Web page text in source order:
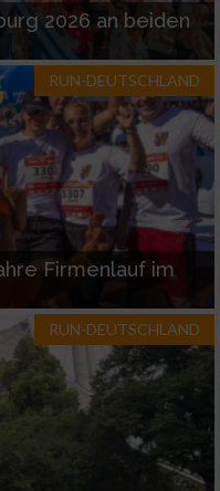
2026 an beiden
RUN-DEUTSCHLAND
Firmenlauf im
RUN-DEUTSCHLAND